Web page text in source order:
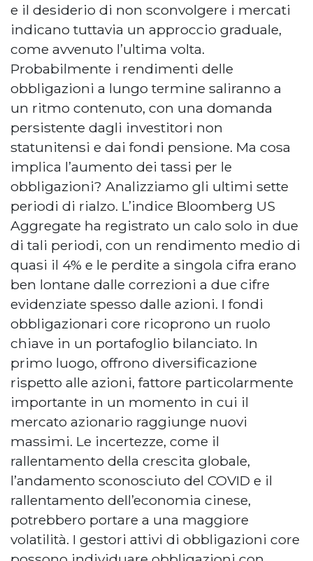
e il desiderio di non sconvolgere i mercati
indicano tuttavia un approccio graduale,
come avvenuto l’ultima volta.
Probabilmente i rendimenti delle
obbligazioni a lungo termine saliranno a
un ritmo contenuto, con una domanda
persistente dagli investitori non
statunitensi e dai fondi pensione. Ma cosa
implica l’aumento dei tassi per le
obbligazioni? Analizziamo gli ultimi sette
periodi di rialzo. L’indice Bloomberg US
Aggregate ha registrato un calo solo in due
di tali periodi, con un rendimento medio di
quasi il 4% e le perdite a singola cifra erano
ben lontane dalle correzioni a due cifre
evidenziate spesso dalle azioni. I fondi
obbligazionari core ricoprono un ruolo
chiave in un portafoglio bilanciato. In
primo luogo, offrono diversificazione
rispetto alle azioni, fattore particolarmente
importante in un momento in cui il
mercato azionario raggiunge nuovi
massimi. Le incertezze, come il
rallentamento della crescita globale,
l’andamento sconosciuto del COVID e il
rallentamento dell’economia cinese,
potrebbero portare a una maggiore
volatilità. I gestori attivi di obbligazioni core